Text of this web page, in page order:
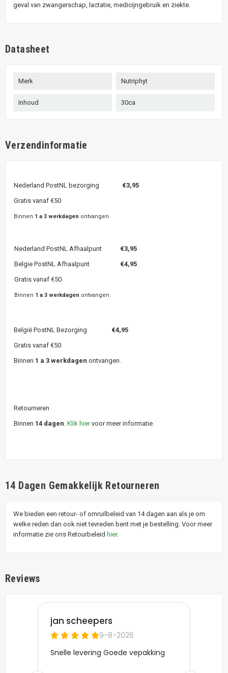
geval van zwangerschap, lactatie, medicijngebruik en ziekte.
Datasheet
Merk Nutriphyt
Inhoud 30ca
Verzendinformatie
Nederland PostNL bezorging €3,95
Gratis vanaf €50
Binnen 1 a 3 werkdagen ontvangen.
Nederland PostNL Afhaalpunt €3,95
Belgie PostNL Afhaalpunt
€4,95
Gratis vanaf €50
Binnen 1 a 3 werkdagen ontvangen.
België PostNL Bezorging €4,95
Gratis vanaf €50
Binnen 1 a 3 werkdagen ontvangen.
Retourneren
Binnen 14 dagen Klik hiervoor meer informatie.
14 Dagen Gemakkelijk Retourneren
We bieden een retour- of omruilbeleid van 14 dagen aan als je om
welke reden dan ook niet tevreden bent met je bestelling. Voor meer
informatie zie ons Retourbeleid hier.
Reviews